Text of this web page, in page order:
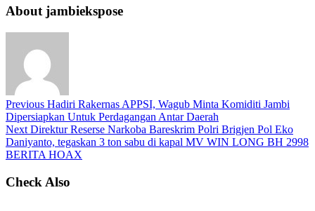
About jambiekspose
Previous Hadiri Rakernas APPSI, Wagub Minta Komiditi Jambi
Dipersiapkan Untuk Perdagangan Antar Daerah
Next Direktur Reserse Narkoba Bareskrim Polri Brigjen Pol Eko
Daniyanto, tegaskan 3 ton sabu di kapal MV WIN LONG BH 2998
BERITA HOAX
Check Also